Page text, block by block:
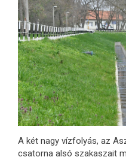
A két nagy vízfolyás, az
csatorna alsó szakaszait